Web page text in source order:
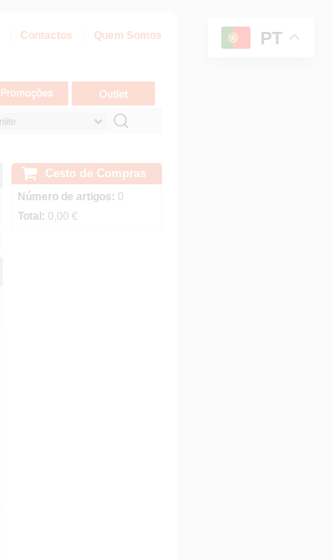
PT
Contactos Quem Somos
Cesto de Compras
Número de artigos: 0
Total: 0,00 €